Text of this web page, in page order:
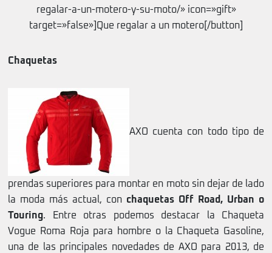
regalar-a-un-motero-y-su-moto/» icon=»gift»
target=»false»]Que regalar a un motero[/button]
Chaquetas
AXO cuenta con todo tipo de
prendas superiores para montar en moto sin dejar de lado
la moda más actual, con chaquetas Off Road, Urban o
Touring. Entre otras podemos destacar la Chaqueta
Vogue Roma Roja para hombre o la Chaqueta Gasoline,
una de las principales novedades de AXO para 2013, de